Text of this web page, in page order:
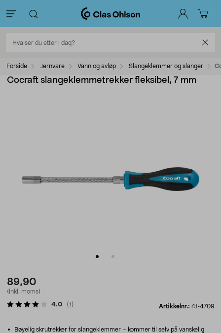
Forside Jernvare Vann og avløp Slangeklemmer og slanger
Cocraft slangeklemmetrekker fleksibel, 7 mm
89,90
(inkl. moms)
Artikkelnr.: 41-4709
4.0 (1 )
Bøyelig skrutrekker for slangeklemmer – kommer til selv på vanskelig